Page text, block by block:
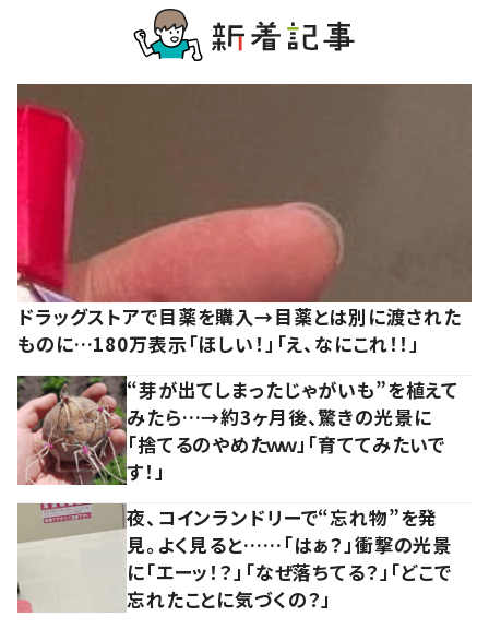
ドラッグストアで目薬を購入→目薬とは別に渡された
ものに…180万表示「ほしい！」「え、なにこれ！！」
“芽が出てしまったじゃがいも”を植えて
みたら…→約3ヶ月後、驚きの光景に
「捨てるのやめたｗｗ」「育ててみたいで
す！」
夜、コインランドリーで“忘れ物”を発
見。よく見ると……「はぁ？」衝撃の光景
に「エーッ！？」「なぜ落ちてる？」「どこで
忘れたことに気づくの？」